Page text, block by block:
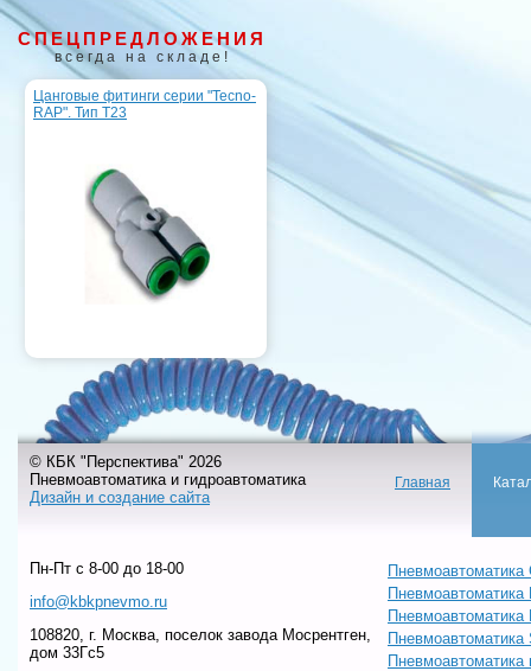
СПЕЦПРЕДЛОЖЕНИЯ
всегда на складе!
Цанговые фитинги серии "Tecno-
RAP". Тип T23
© КБК "Перспектива" 2026
Пневмоавтоматика и гидроавтоматика
Дизайн и создание сайта
Главная
Пн-Пт c 8-00 до 18-00
info@kbkpnevmo.ru
108820, г. Москва, поселок завода Мосрентген,
дом 33Гс5
Пневмоавтоматика
Пневмоавтоматика
Пневмоавтоматика
Пневмоавтоматика